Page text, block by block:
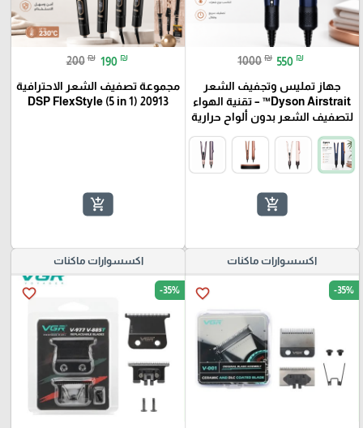
1000 ₪ 550 ₪
جهاز تمليس وتجفيف الشعر
Dyson Airstrait™ – تقنية الهواء
لتصفيف الشعر بدون ألواح حرارية
add_shopping_cart
200 ₪ 190 ₪
مجموعة تصفيف الشعر الاحترافية
20913 (DSP FlexStyle (5 in 1
add_shopping_cart
اكسسوارات ماكنات
favorite_border -35%
اكسسوارات ماكنات
favorite_border -35%